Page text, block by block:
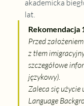
akademicka
lat.
Rekomendacja
Przed
z tłem
szczegółowe
językowy).
Zaleca się użycie
Language